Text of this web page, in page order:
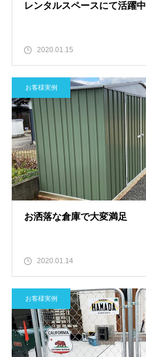
レンタルスペースにて活躍中
2020.01.15
お客様実例
お洒落な倉庫で大変満足
2020.01.14
お客様実例